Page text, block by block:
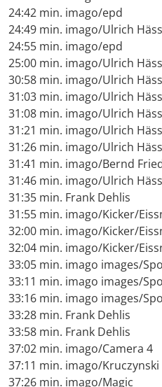
24:42 min. imago/epd
24:49 min. imago/Ulrich
24:55 min. imago/epd
25:00 min. imago/Ulrich
30:58 min. imago/Ulrich
31:03 min. imago/Ulrich
31:08 min. imago/Ulrich
31:21 min. imago/Ulrich
31:26 min. imago/Ulrich
31:41 min. imago/Bernd
31:46 min. imago/Ulrich
31:35 min. Frank Dehlis
31:55 min. imago/Kicker/
32:00 min. imago/Kicker/
32:04 min. imago/Kicker/
33:05 min. imago images/
33:11 min. imago images/
33:16 min. imago images/
33:28 min. Frank Dehlis
33:58 min. Frank Dehlis
37:02 min. imago/Camera 4
37:11 min. imago/Kruczynski
37:26 min. imago/Magic